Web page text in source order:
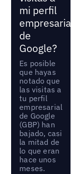
mi perfil
empresarial
de
Google?
Es posible
que hayas
notado que
las visitas a
tu perfil
empresarial
de Google
(GBP) han
bajado, casi
la mitad de
lo que eran
hace unos
meses.